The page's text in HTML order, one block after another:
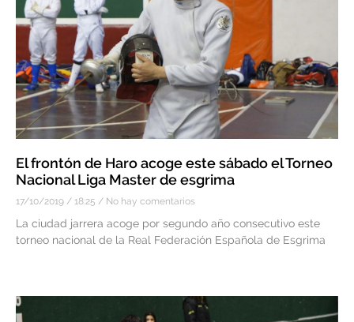
El frontón de Haro acoge este sábado el Torneo
Nacional Liga Master de esgrima
17/10/2019 18:25 No hay comentarios
La ciudad jarrera acoge por segundo año consecutivo este
torneo nacional de la Real Federación Española de Esgrima